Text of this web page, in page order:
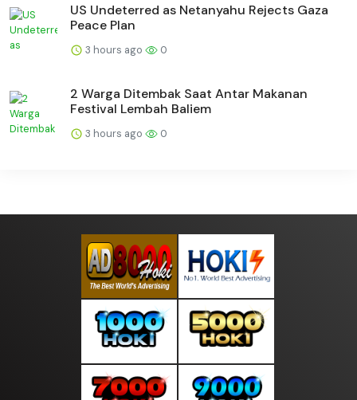
US Undeterred as Netanyahu Rejects Gaza
Peace Plan
3 hours ago 0
2 Warga Ditembak Saat Antar Makanan
Festival Lembah Baliem
3 hours ago 0